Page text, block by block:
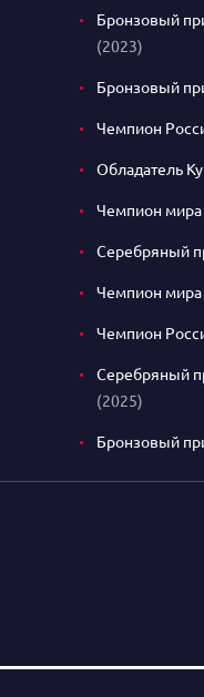
Бронзовый
(2023)
Бронзовый
Чемпион
Обладатель
Чемпион
Серебряный
Чемпион мира
Чемпион
Серебряный
(2025)
Бронзовый